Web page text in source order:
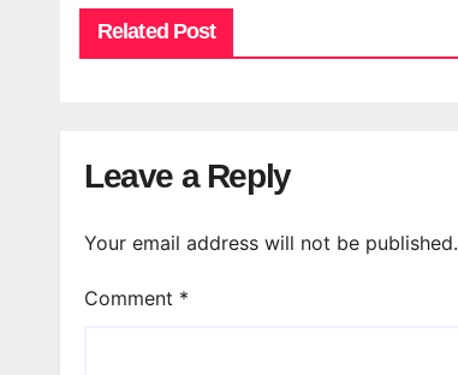
Related Post
Leave a Reply
Your email address will not be published.
Comment *